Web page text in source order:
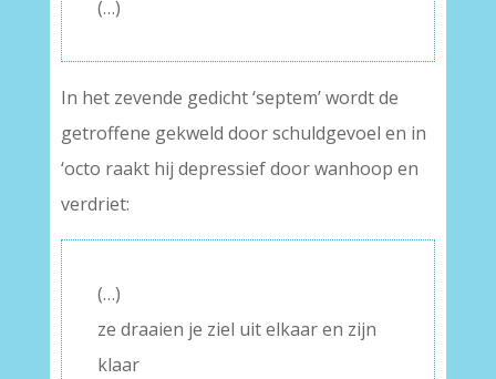
(…)
In het zevende gedicht ‘septem’ wordt de
getroffene gekweld door schuldgevoel en in
‘octo raakt hij depressief door wanhoop en
verdriet:
(…)
ze draaien je ziel uit elkaar en zijn
klaar